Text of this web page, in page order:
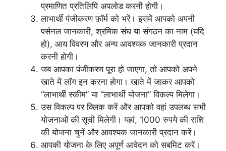
प्रमाणित प्रतिलिपि अपलोड करनी होगी।
लाभार्थी पंजीकरण फ़ॉर्म को भरें। इसमें आपको अपनी
पर्सनल जानकारी, श्रमिक संघ या संगठन का नाम (यदि
हो), आय विवरण और अन्य आवश्यक जानकारी प्रदान
करनी होगी।
जब आपका पंजीकरण पूरा हो जाएगा, तो आपको अपने
खाते में लॉग इन करना होगा। खाते में जाकर आपको
“लाभार्थी स्कीम” या “लाभार्थी योजना” विकल्प मिलेगा।
उस विकल्प पर क्लिक करें और आपको वहां उपलब्ध सभी
योजनाओं की सूची मिलेगी। यहां, 1000 रुपये की राशि
की योजना चुनें और आवश्यक जानकारी प्रदान करें।
आपकी योजना के लिए अपूर्ण आवेदन को सबमिट करें।